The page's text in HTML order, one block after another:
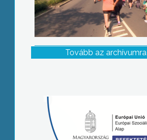
Tovább az archívumra